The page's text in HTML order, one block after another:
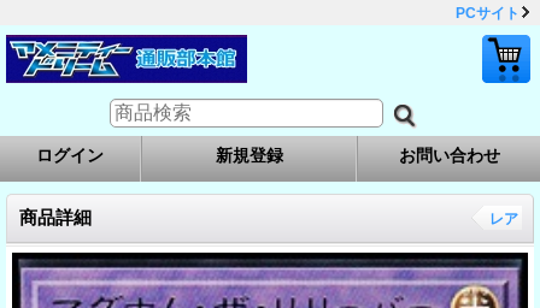
PCサイト
ログイン 新規登録 お問い合わせ
商品詳細 レア